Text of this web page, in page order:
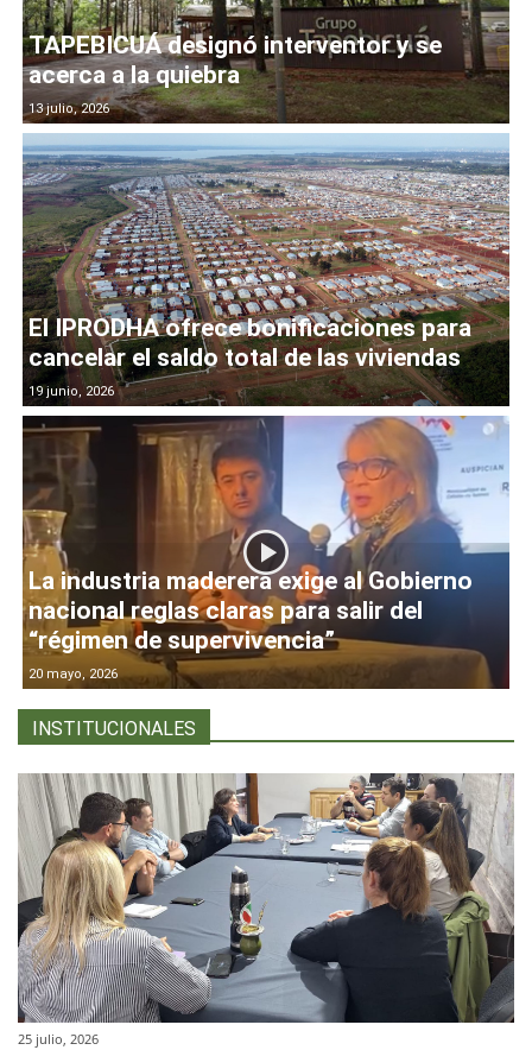
TAPEBICUÁ designó interventor y se
acerca a la quiebra
13 julio, 2026
El IPRODHA ofrece bonificaciones para
cancelar el saldo total de las viviendas
19 junio, 2026
La industria maderera exige al Gobierno
nacional reglas claras para salir del
“régimen de supervivencia”
20 mayo, 2026
INSTITUCIONALES
25 julio, 2026